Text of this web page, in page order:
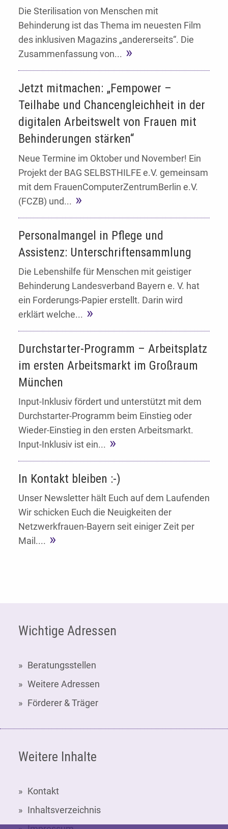
Die Sterilisation von Menschen mit
Behinderung ist das Thema im neuesten Film
des inklusiven Magazins „andererseits“. Die
Zusammenfassung von...
Jetzt mitmachen: „Fempower –
Teilhabe und Chancengleichheit in der
digitalen Arbeitswelt von Frauen mit
Behinderungen stärken“
Neue Termine im Oktober und November! Ein
Projekt der BAG SELBSTHILFE e.V. gemeinsam
mit dem FrauenComputerZentrumBerlin e.V.
(FCZB) und...
Personalmangel in Pflege und
Assistenz: Unterschriftensammlung
Die Lebenshilfe für Menschen mit geistiger
Behinderung Landesverband Bayern e. V. hat
ein Forderungs-Papier erstellt. Darin wird
erklärt welche...
Durchstarter-Programm – Arbeitsplatz
im ersten Arbeitsmarkt im Großraum
München
Input-Inklusiv fördert und unterstützt mit dem
Durchstarter-Programm beim Einstieg oder
Wieder-Einstieg in den ersten Arbeitsmarkt.
Input-Inklusiv ist ein...
In Kontakt bleiben :-)
Unser Newsletter hält Euch auf dem Laufenden
Wir schicken Euch die Neuigkeiten der
Netzwerkfrauen-Bayern seit einiger Zeit per
Mail....
Wichtige Adressen
Beratungsstellen
Weitere Adressen
Förderer & Träger
Weitere Inhalte
Kontakt
Inhaltsverzeichnis